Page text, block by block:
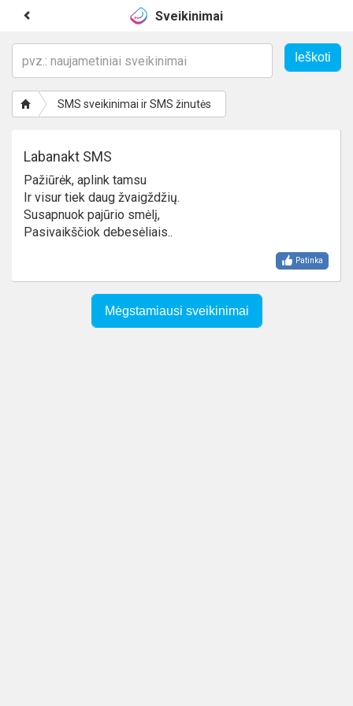
Sveikinimai
SMS sveikinimai ir SMS žinutės
Labanakt SMS
Pažiūrėk, aplink tamsu
Ir visur tiek daug žvaigždžių.
Susapnuok pajūrio smėlį,
Pasivaikščiok debesėliais..
Patinka
Mėgstamiausi sveikinimai